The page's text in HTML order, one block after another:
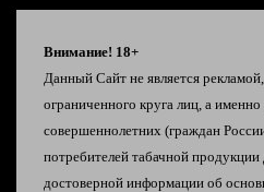
Характеристики:
Объем картриджа: 14 мл
Количество затяжек: 5500
Крепость: 20 мг
Внимание! 18+
Данный Сайт не является
ограниченного круга лиц, а именно
совершеннолетних (граждан
потребителей табачной продукции
достоверной информации об